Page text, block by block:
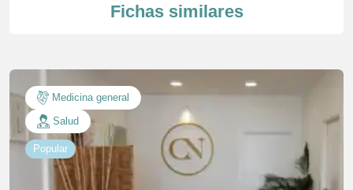
Fichas similares
Medicina general
Salud
Popular